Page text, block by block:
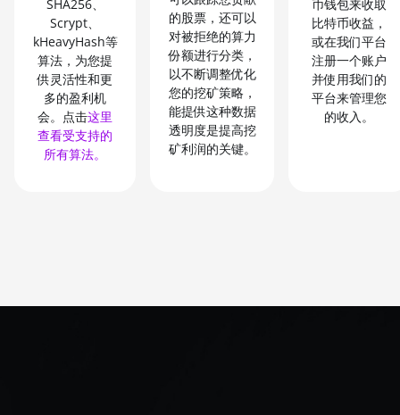
SHA256、
Scrypt、
kHeavyHash等
算法，为您提
供灵活性和更
多的盈利机
会。点击这里
查看受支持的
所有算法。
的股票，还可以
对被拒绝的算力
份额进行分类，
以不断调整优化
您的挖矿策略，
能提供这种数据
透明度是提高挖
矿利润的关键。
币钱包来收取
比特币收益，
或在我们平台
注册一个账户
并使用我们的
平台来管理您
的收入。